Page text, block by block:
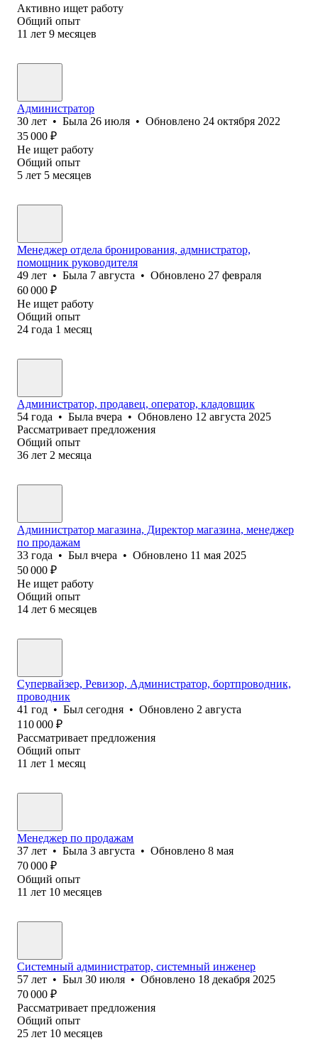
Активно ищет работу
Общий опыт
11 лет 9 месяцев
Администратор
30 лет • Была 26 июля • Обновлено 24 октября 2022
35 000 ₽
Не ищет работу
Общий опыт
5 лет 5 месяцев
Менеджер отдела бронирования, адмнистратор,
помощник руководителя
49 лет • Была 7 августа • Обновлено 27 февраля
60 000 ₽
Не ищет работу
Общий опыт
24 года 1 месяц
Администратор, продавец, оператор, кладовщик
54 года • Была вчера • Обновлено 12 августа 2025
Рассматривает предложения
Общий опыт
36 лет 2 месяца
Администратор магазина, Директор магазина, менеджер
по продажам
33 года • Был вчера • Обновлено 11 мая 2025
50 000 ₽
Не ищет работу
Общий опыт
14 лет 6 месяцев
Супервайзер, Ревизор, Администратор, бортпроводник,
проводник
41 год • Был сегодня • Обновлено 2 августа
110 000 ₽
Рассматривает предложения
Общий опыт
11 лет 1 месяц
Менеджер по продажам
37 лет • Была 3 августа • Обновлено 8 мая
70 000 ₽
Общий опыт
11 лет 10 месяцев
Системный администратор, системный инженер
57 лет • Был 30 июля • Обновлено 18 декабря 2025
70 000 ₽
Рассматривает предложения
Общий опыт
25 лет 10 месяцев